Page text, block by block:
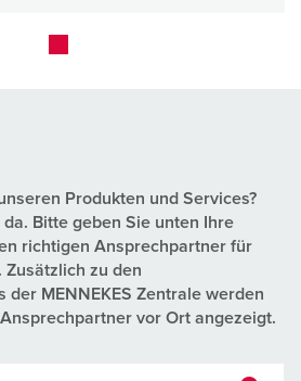
Produkten und Services?
Bitte geben Sie unten Ihre
richtigen Ansprechpartner für
Zusätzlich zu den
der MENNEKES Zentrale werden
vor Ort angezeigt.